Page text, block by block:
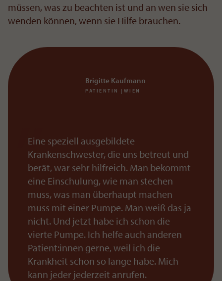
müssen, was zu beachten ist und an wen sie sich
wenden können, wenn sie Hilfe brauchen.
Brigitte Kaufmann
PATIENTIN |WIEN
Eine speziell ausgebildete
Krankenschwester, die uns betreut und
berät, war sehr hilfreich. Man bekommt
eine Einschulung, wie man stechen
muss, was man überhaupt machen
muss mit einer Pumpe. Man weiß das ja
nicht. Und jetzt habe ich schon die
vierte Pumpe. Ich helfe auch anderen
Patient:innen gerne, weil ich die
Krankheit schon so lange habe. Mich
kann jeder jederzeit anrufen.